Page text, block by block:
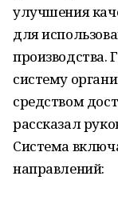
улучшения
для
производства.
систему
средством
рассказал
Система
направлений: